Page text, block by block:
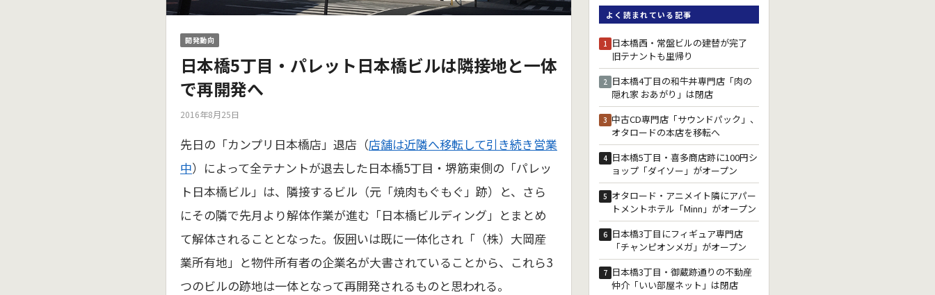
開発動向
日本橋5丁目・パレット日本橋ビルは隣接地と一体
で再開発へ
2016年8月25日
先日の「カンプリ日本橋店」退店（店舗は近隣へ移転して引き続き営業
中）によって全テナントが退去した日本橋5丁目・堺筋東側の「パレッ
ト日本橋ビル」は、隣接するビル（元「焼肉もぐもぐ」跡）と、さら
にその隣で先月より解体作業が進む「日本橋ビルディング」とまとめ
て解体されることとなった。仮囲いは既に一体化され「（株）大岡産
業所有地」と物件所有者の企業名が大書されていることから、これら3
つのビルの跡地は一体となって再開発されるものと思われる。
よく読まれている記事
1 日本橋西・常盤ビルの建替が完了
旧テナントも里帰り
2 日本橋4丁目の和牛丼専門店「肉の
隠れ家 おあがり」は閉店
3 中古CD専門店「サウンドパック」、
オタロードの本店を移転へ
4 日本橋5丁目・喜多商店跡に100円シ
ョップ「ダイソー」がオープン
5 オタロード・アニメイト隣にアパー
トメントホテル「Minn」がオープン
6 日本橋3丁目にフィギュア専門店
「チャンピオンメガ」がオープン
7 日本橋3丁目・御蔵跡通りの不動産
仲介「いい部屋ネット」は閉店